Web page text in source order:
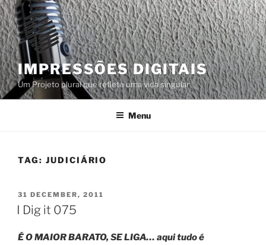
Skip
to
content
IMPRESSÕES DIGITAIS
Um Projeto plural que reflete uma vida singular
Menu
TAG: JUDICIÁRIO
POSTED
ON
31 DECEMBER, 2011
I Dig it 075
É O MAIOR BARATO, SE LIGA… aqui tudo é